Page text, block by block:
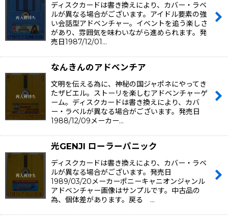
ディスクカードは書き換えにより、カバー・ラベ
ルが異なる場合がございます。アイドル要素の強
い会話型アドベンチャー。イベントを追う楽しさ
があり、雰囲気を味わいながら進められます。発
売日1987/12/01…
なんきんのアドベンチア
文明を伝える為に、神秘の国ジャポネにやってき
たザビエル。ストーリを楽しむアドベンチャーゲ
ーム。ディスクカードは書き換えにより、カバ
ー・ラベルが異なる場合がございます。発売日
1988/12/09メーカー…
光GENJI ローラーパニック
ディスクカードは書き換えにより、カバー・ラベ
ルが異なる場合がございます。発売日
1989/03/20メーカーポニーキャニオンジャンル
アドベンチャー画像はサンプルです。中古品の
為、個体差があります。戻る …